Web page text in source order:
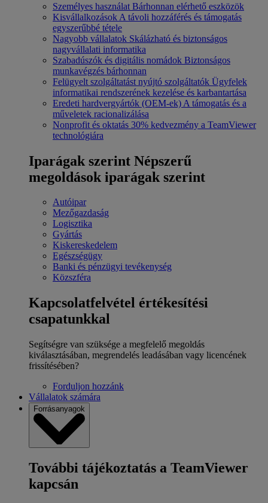
Személyes használat Bárhonnan elérhető eszközök
Kisvállalkozások A távoli hozzáférés és támogatás
egyszerűbbé tétele
Nagyobb vállalatok Skálázható és biztonságos
nagyvállalati informatika
Szabadúszók és digitális nomádok Biztonságos
munkavégzés bárhonnan
Felügyelt szolgáltatást nyújtó szolgáltatók Ügyfelek
informatikai rendszerének kezelése és karbantartása
Eredeti hardvergyártók (OEM-ek) A támogatás és a
műveletek racionalizálása
Nonprofit és oktatás 30% kedvezmény a TeamViewer
technológiára
Iparágak szerint Népszerű
megoldások iparágak szerint
Autóipar
Mezőgazdaság
Logisztika
Gyártás
Kiskereskedelem
Egészségügy
Banki és pénzügyi tevékenység
Közszféra
Kapcsolatfelvétel értékesítési
csapatunkkal
Segítségre van szüksége a megfelelő megoldás
kiválasztásában, megrendelés leadásában vagy licencének
frissítésében?
Forduljon hozzánk
Vállalatok számára
Forrásanyagok
További tájékoztatás a TeamViewer
kapcsán